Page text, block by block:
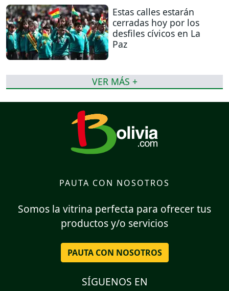
Estas calles estarán
cerradas hoy por los
desfiles cívicos en La
Paz
VER MÁS +
PAUTA CON NOSOTROS
Somos la vitrina perfecta para ofrecer tus
productos y/o servicios
PAUTA CON NOSOTROS
SÍGUENOS EN